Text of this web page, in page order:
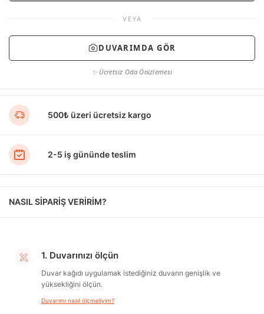
VEYA
DUVARIMDA GÖR
✨ Ücretsiz Oda Önizlemesi
500₺ üzeri ücretsiz kargo
2-5 iş gününde teslim
NASIL SİPARİŞ VERİRİM?
1. Duvarınızı ölçün
Duvar kağıdı uygulamak istediğiniz duvarın genişlik ve
yüksekliğini ölçün.
Duvarımı nasıl ölçmeliyim?